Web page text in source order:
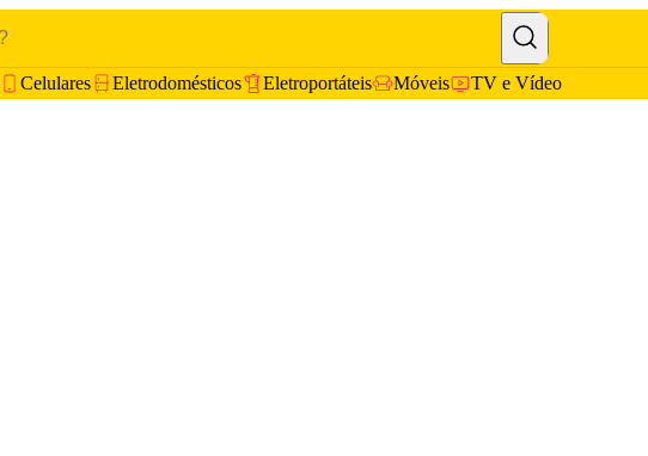
Celulares Eletrodomésticos Eletroportáteis Móveis TV e Vídeo